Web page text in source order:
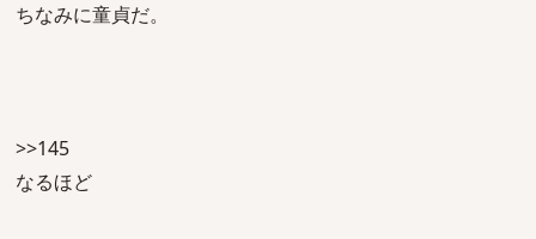
ちなみに童貞だ。
>>145
なるほど